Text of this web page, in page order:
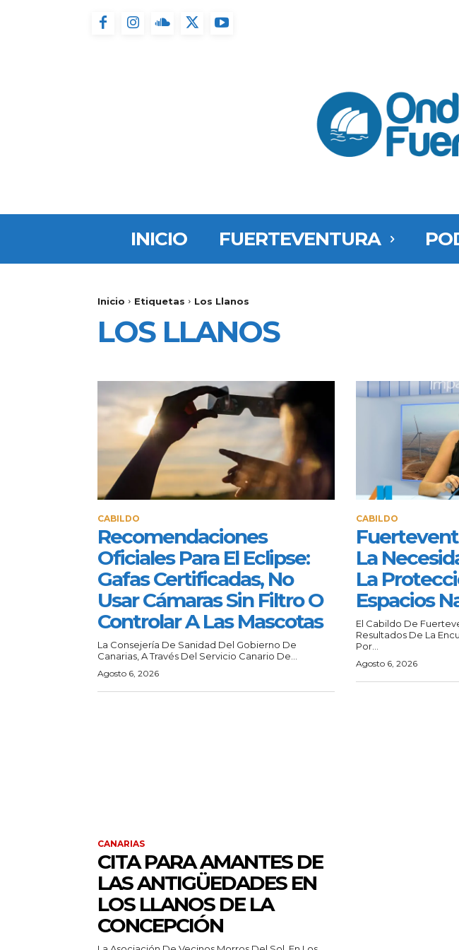
INICIO FUERTEVENTURA
Inicio Etiquetas Los Llanos
LOS LLANOS
CABILDO
Recomendaciones
Oficiales Para El Eclipse:
Gafas Certificadas, No
Usar Cámaras Sin Filtro O
Controlar A Las Mascotas
La Consejería De Sanidad Del Gobierno De
Canarias, A Través Del Servicio Canario De...
Agosto 6, 2026
CABILDO
La
La
Espacios
El Cabildo De
Resultados De La
Por...
Agosto 6, 2026
CANARIAS
CITA PARA AMANTES DE
LAS ANTIGÜEDADES EN
LOS LLANOS DE LA
CONCEPCIÓN